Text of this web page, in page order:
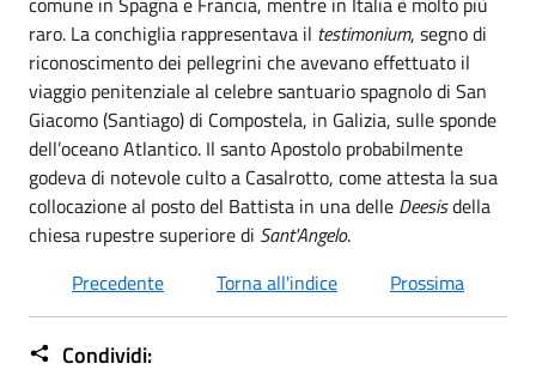
raro. La conchiglia rappresentava il testimonium, segno di
riconoscimento dei pellegrini che avevano effettuato il
viaggio penitenziale al celebre santuario spagnolo di San
Giacomo (Santiago) di Compostela, in Galizia, sulle sponde
dell’oceano Atlantico. Il santo Apostolo probabilmente
godeva di notevole culto a Casalrotto, come attesta la sua
collocazione al posto del Battista in una delle Deesisdella
chiesa rupestre superiore di Sant'Angelo.
Precedente
Torna all'indice Prossima
Condividi: